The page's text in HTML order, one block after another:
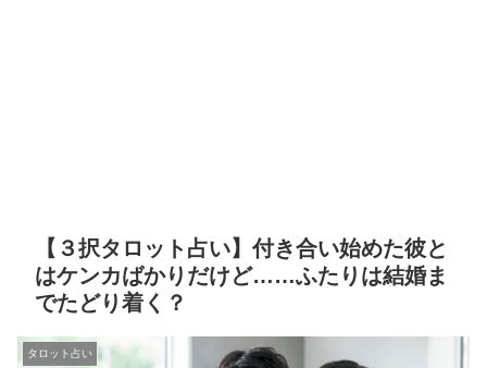
【３択タロット占い】付き合い始めた彼と
はケンカばかりだけど……ふたりは結婚ま
でたどり着く？
タロット占い